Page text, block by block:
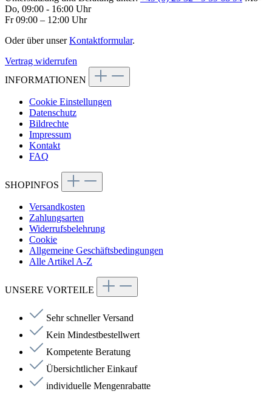
Do, 09:00 - 16:00 Uhr
Fr 09:00 – 12:00 Uhr
Oder über unserKontaktformular.
Vertrag widerrufen
INFORMATIONEN
Cookie Einstellungen
Datenschutz
Bildrechte
Impressum
Kontakt
FAQ
SHOPINFOS
Versandkosten
Zahlungsarten
Widerrufsbelehrung
Cookie
Allgemeine Geschäftsbedingungen
Alle Artikel A-Z
UNSERE VORTEILE
Sehr schneller Versand
Kein Mindestbestellwert
Kompetente Beratung
Übersichtlicher Einkauf
individuelle Mengenrabatte